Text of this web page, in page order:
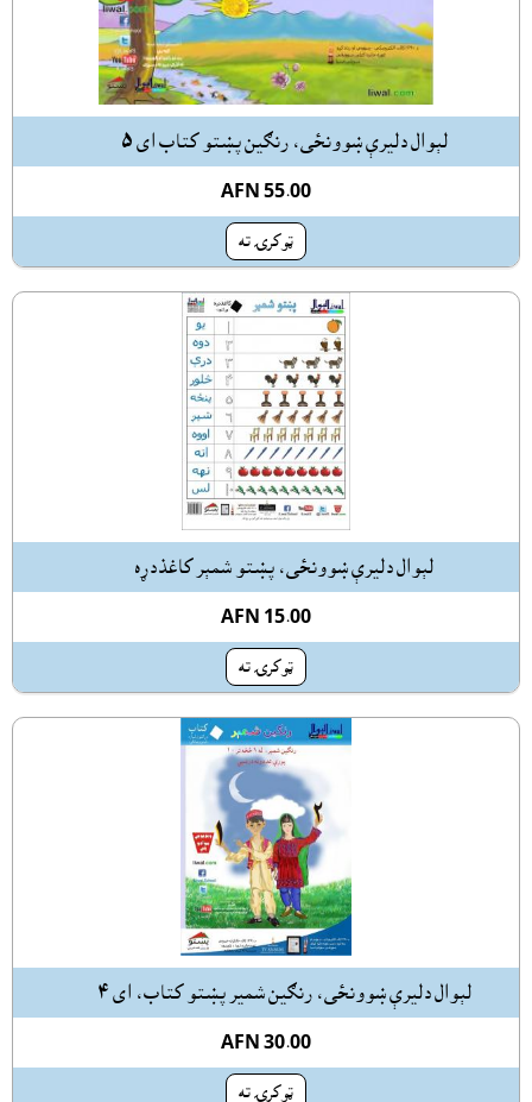
لېوال دليرې ښوونځى، رنګين پښتو کتاب اى ٥
AFN 55.00
ټوکرۍ ته
لېوال دليرې ښوونځى، پښتو شمېر کاغذدړه
AFN 15.00
ټوکرۍ ته
لېوال دليرې ښوونځى، رنګين شمير پښتو کتاب، اى ٤
AFN 30.00
ټوکرۍ ته